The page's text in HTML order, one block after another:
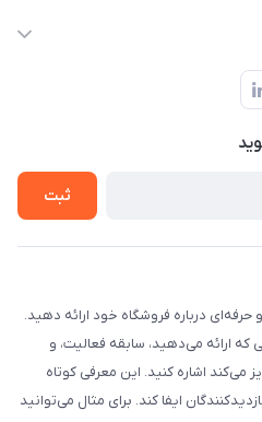
ثبت
درباره فروشگاه خود ارائه دهید.
ارائه می‌دهید، سابقه فعالیت، و
می‌کند اشاره کنید. این معرفی کوتاه
ایفا کند. برای مثال می‌توانید